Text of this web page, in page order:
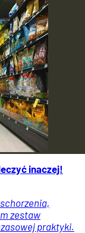
inaczej!
zestaw
praktyki.